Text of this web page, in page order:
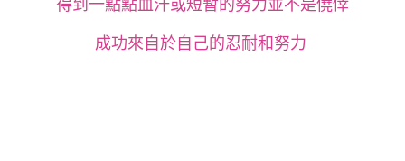
得到一點點血汗或短暫的努力並不是僥倖
成功來自於自己的忍耐和努力